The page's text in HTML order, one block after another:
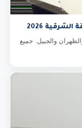
2026
والجبيل. جميع